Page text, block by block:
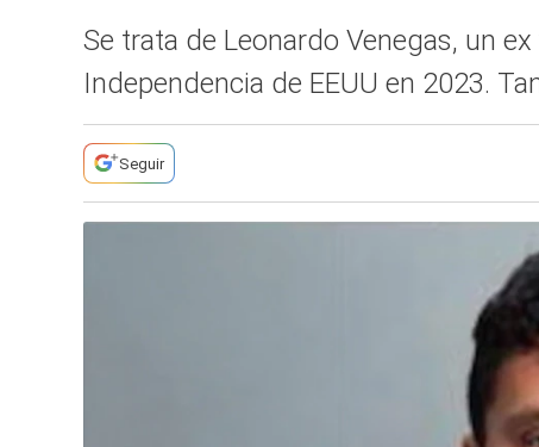
Se trata de Leonardo Venegas, un
Independencia de EEUU en 2023.
Seguir